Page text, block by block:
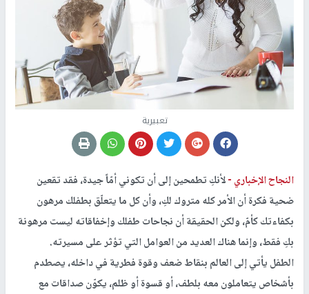
تعبيرية
النجاح الإخباري -لأنكِ تطمحين إلى أن تكوني أمّاً جيدة، فقد تقعين
ضحية فكرة أن الأمر كله متروك لكِ، وأن كل ما يتعلّق بطفلك مرهون
بكفاءتك كأمّ، ولكن الحقيقة أن نجاحات طفلك وإخفاقاته ليست مرهونة
بكِ فقط، وإنما هناك العديد من العوامل التي تؤثر على مسيرته.
الطفل يأتي إلى العالم بنقاط ضعف وقوة فطرية في داخله، يصطدم
بأشخاص يتعاملون معه بلطف، أو قسوة أو ظلم، يكوّن صداقات مع